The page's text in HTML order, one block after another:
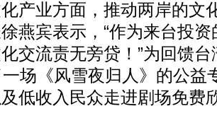
产业方面，推动两岸的文
燕宾表示，“作为来台投
交流责无旁贷！”为回馈
场《风雪夜归人》的公益
低收入民众走进剧场免费